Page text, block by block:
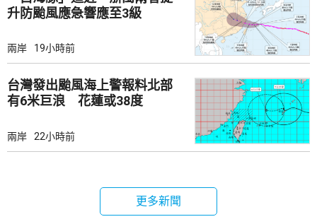
升防颱風應急響應至3級
兩岸 19小時前
台灣發出颱風海上警報料北部
有6米巨浪 花蓮或38度
兩岸 22小時前
更多新聞